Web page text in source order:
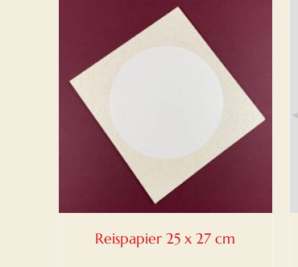
Reispapier 25 x 27 cm